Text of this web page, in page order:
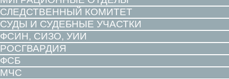
СЛЕДСТВЕННЫЙ КОМИТЕТ
СУДЫ И СУДЕБНЫЕ УЧАСТКИ
ФСИН, СИЗО, УИИ
РОСГВАРДИЯ
ФСБ
МЧС